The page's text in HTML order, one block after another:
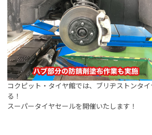
コクピット・タイヤ館では、ブリヂストンタ
る！
スーパータイヤセールを開催いたします！